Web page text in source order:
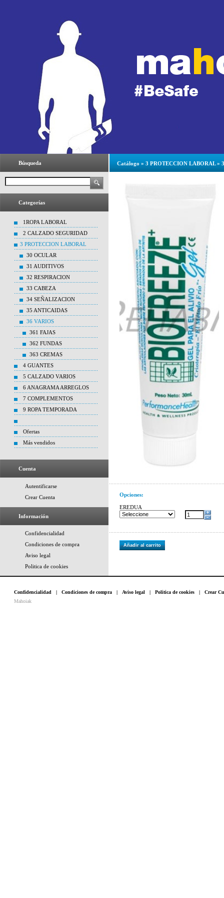
Búsqueda
Categorías
1ROPA LABORAL
2 CALZADO SEGURIDAD
3 PROTECCION LABORAL
30 OCULAR
31 AUDITIVOS
32 RESPIRACION
33 CABEZA
34 SEÑALIZACION
35 ANTICAIDAS
36 VARIOS
361 FAJAS
362 FUNDAS
363 CREMAS
4 GUANTES
5 CALZADO VARIOS
6 ANAGRAMA ARREGLOS
7 COMPLEMENTOS
9 ROPA TEMPORADA
Ofertas
Más vendidos
Cuenta
Autentificarse
Crear Cuenta
Información
Confidencialidad
Condiciones de compra
Aviso legal
Politica de cookies
Catálogo » 3 PROTECCION LABORAL»
Opciones:
EREDUA
Añadir al carrito
Confidencialidad | Condiciones de compra | Aviso legal | Politica de cookies | Crear
Mahoiak